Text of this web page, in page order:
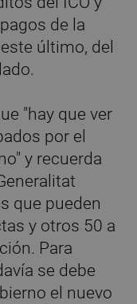
de la
último, del
"hay que ver
por el
y recuerda
que pueden
y otros 50 a
Para
se debe
el nuevo